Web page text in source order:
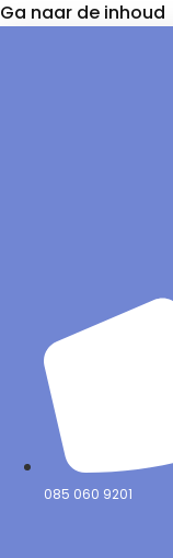
Ga naar de inhoud
085 060 9201